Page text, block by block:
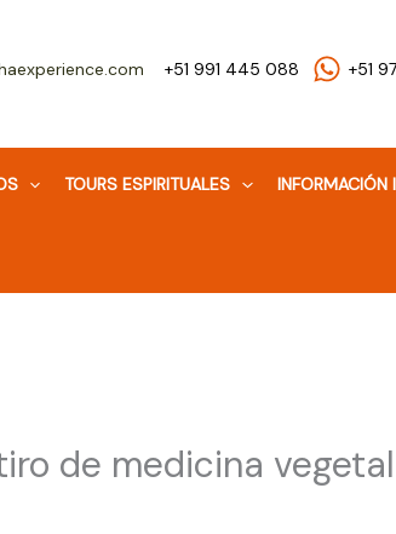
+51 991 445 088 +51
TOURS ESPIRITUALES INFORMACIÓN
de medicina